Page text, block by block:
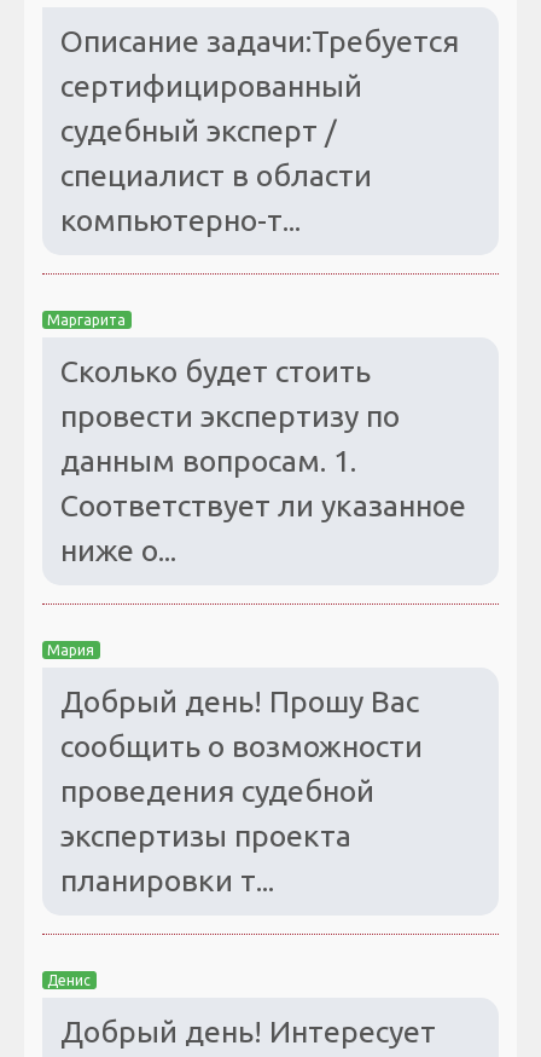
Описание задачи:Требуется
сертифицированный
судебный эксперт /
специалист в области
компьютерно-т...
Маргарита
Сколько будет стоить
провести экспертизу по
данным вопросам. 1.
Соответствует ли указанное
ниже о...
Мария
Добрый день! Прошу Вас
сообщить о возможности
проведения судебной
экспертизы проекта
планировки т...
Денис
Добрый день! Интересует